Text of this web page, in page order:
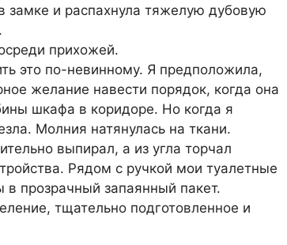
замке и распахнула тяжелую дубовую
прихожей.
это по-невинному. Я предположила,
желание навести порядок, когда она
шкафа в коридоре. Но когда я
Молния натянулась на ткани.
выпирал, а из угла торчал
Рядом с ручкой мои туалетные
прозрачный запаянный пакет.
тщательно подготовленное и